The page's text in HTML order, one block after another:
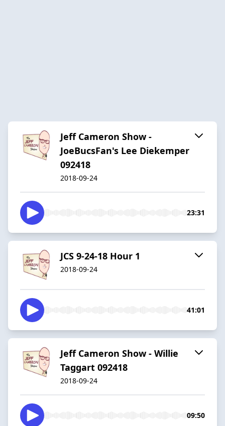
Jeff Cameron Show -
JoeBucsFan's Lee Diekemper
092418
2018-09-24
23:31
JCS 9-24-18 Hour 1
2018-09-24
41:01
Jeff Cameron Show - Willie
Taggart 092418
2018-09-24
09:50